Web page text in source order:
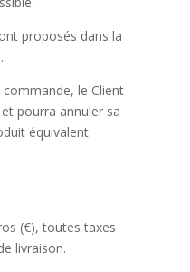
proposés dans la
commande, le Client
pourra annuler sa
équivalent.
(€), toutes taxes
livraison.